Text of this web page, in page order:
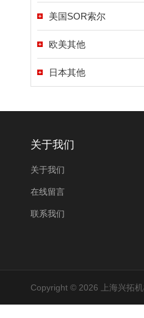
美国SOR索尔
欧美其他
日本其他
关于我们
关于我们
在线留言
联系我们
Copyright © 2026 上海兴拓